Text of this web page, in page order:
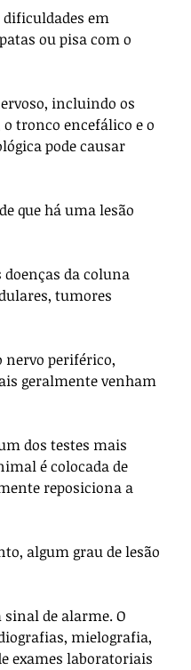
em
ou pisa com o
incluindo os
tronco encefálico e o
pode causar
que há uma lesão
da coluna
tumores
nervo periférico,
geralmente venham
dos testes mais
é colocada de
reposiciona a
algum grau de lesão
sinal de alarme. O
mielografia,
exames laboratoriais